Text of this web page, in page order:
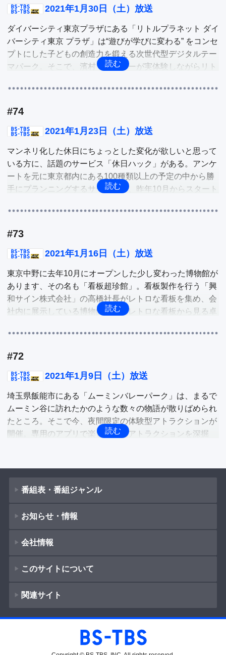
参道にオープンした「WE HUB by Style Boat Market」や
するストローブランド「DRINK STRAW」などを紹介し、
SDGsを深掘りします。
他
2021年1月30日（土）放送
ダイバーシティ東京プラザにある「リトルプラネット ダイ
バーシティ東京 プラザ」は“遊びが学びに変わる” をコンセ
プトにした子どもの創造力を鍛える次世代型デジタルテー
マパーク。そこで、濱村リポーターが実体験しながらリト
Y！MUSEUM」がオープン。有名な絵本作家の世界を紹介
する「常設展」と、五感を使って体感的に楽しめる「企画
画展を中心に森リポーターが体感。
#74
2021年1月23日（土）放送
マンネリ化した休日にちょっとした変化が欲しいと思って
いる方に、話題のサービス「休日ハック」がある。アンケ
ートを元に東京都内にある100種類以上の予定の中から勝
手にプランニングするサービスで、昨年10月からスタート
んなサービス「休日ハック」を日野麻衣がガチ体験。
冬、鍋のシーズンです。今年は密を避けた、ひとり鍋がト
レンド入りしている。そのひとり鍋の中で、短時間で作れ
題に。そこで日本鍋文化研究所の名誉鍋奉行である料理研
究家の安井レイコさんの指導で、料理大好きな出岡美咲が
鍋作りにチャレンジ。
#73
2021年1月16日（土）放送
東京中野に去年10月にオープンした少し変わった博物館が
あります、その名も「看板超珍館」。看板製作を行う「興
和サイン株式会社」の高橋社長がレトロな看板を集め、会
社内に展示している博物館。そのレトロな看板から見る卓
件に、移転した亀の子束子のアンテナショップ「亀の子束
子　谷中店」があります。日本三大発明の一つとされる亀
束子の概念を変える活用術などを深掘り。
他
#72
2021年1月9日（土）放送
埼玉県飯能市にある「ムーミンバレーパーク」は、まるで
ムーミン谷に訪れたかのような数々の物語が散りばめられ
たところ。そこで今、夜間限定の体験型アトラクションが
開催。専用のアプリで楽しむこのアトラクションを深掘
2年に開業した老犬介護サービスのパイオニア的な施設。
制のデイサービスを行っている。そこで、リポーターの戸
番組表・番組ジャンル
番組表
番組ジャンル
ドラマ
映画
お知らせ・情報
新着情報
お知らせ
イベント
ショッピング
会社情報
会社概要
（Company Information）
採用情報
このサイトについて
著作権とリンク
サイトポリシー
ご意見・ご感想
関連サイト